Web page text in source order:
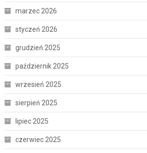
marzec 2026
styczeń 2026
grudzień 2025
październik 2025
wrzesień 2025
sierpień 2025
lipiec 2025
czerwiec 2025